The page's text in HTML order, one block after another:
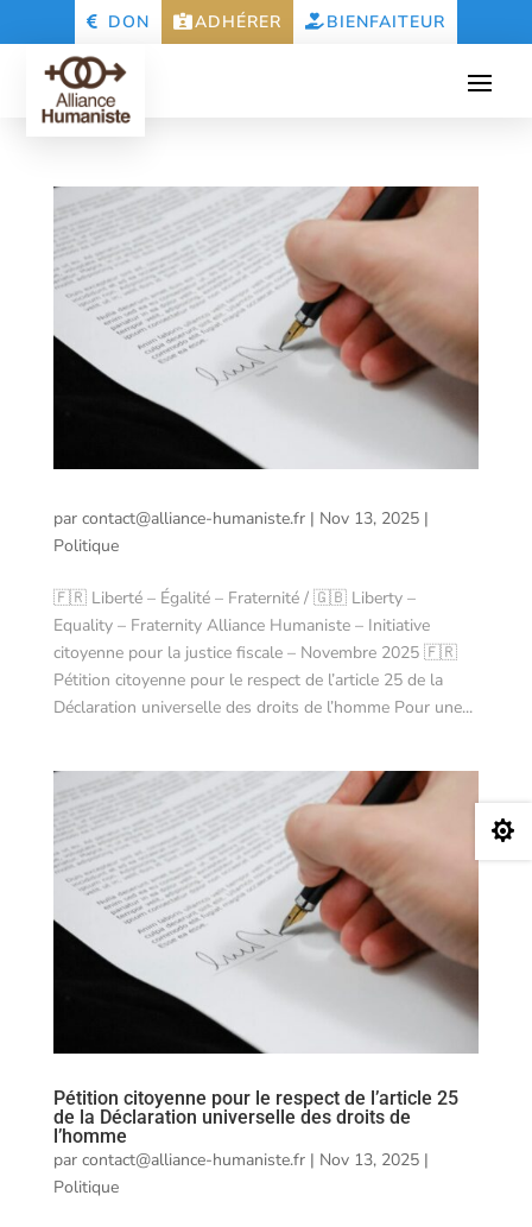
DON ADHÉRER BIENFAITEUR
par contact@alliance-humaniste.fr| Nov 13, 2025|
Politique
🇫🇷 Liberté – Égalité – Fraternité / 🇬🇧 Liberty –
Equality – Fraternity Alliance Humaniste – Initiative
citoyenne pour la justice fiscale – Novembre 2025 🇫🇷
Pétition citoyenne pour le respect de l’article 25 de la
Déclaration universelle des droits de l’homme Pour une...
Pétition citoyenne pour le respect de l’article 25
de la Déclaration universelle des droits de
l’homme
par contact@alliance-humaniste.fr| Nov 13, 2025|
Politique
